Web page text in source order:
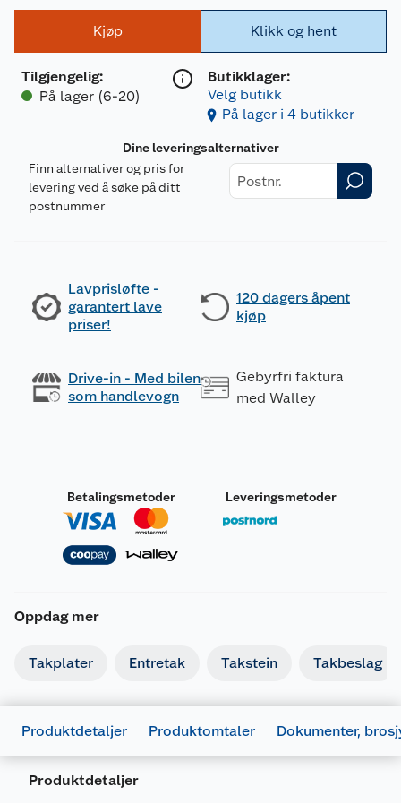
Kjøp
Tilgjengelig:
På lager (6-20)
Klikk og hent
Butikklager:
Velg butikk
På lager i 4 butikker
Dine leveringsalternativer
Finn alternativer og pris for
levering ved å søke på ditt
postnummer
Lavprisløfte -
garantert lave
priser!
120 dagers åpent
kjøp
Drive-in - Med bilen
som handlevogn
Gebyrfri faktura
med Walley
Betalingsmetoder Leveringsmetoder
Oppdag mer
Takplater Entretak Takstein Takbeslag
Produktdetaljer Produktomtaler Dokumenter,
Produktdetaljer